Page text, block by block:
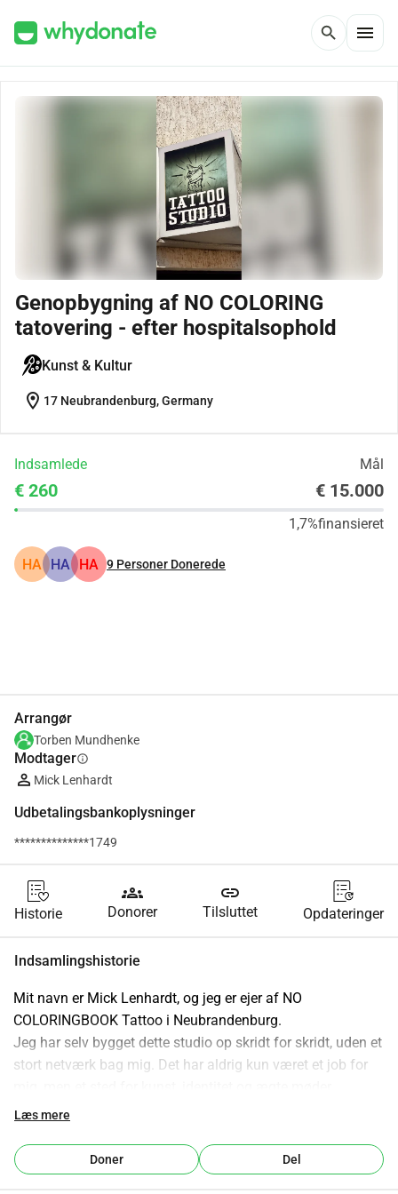
search menu
Genopbygning af NO COLORING
tatovering - efter hospitalsophold
Kunst & Kultur
location_on 17 Neubrandenburg, Germany
Indsamlede Mål
€ 260 € 15.000
1,7%finansieret
HA HA HA 9 Personer Donerede
Arrangør
Torben Mundhenke
Modtagerinfo
Mick Lenhardt
Udbetalingsbankoplysninger
**************1749
Historie
groups
Donorer
link
Tilsluttet Opdateringer
Indsamlingshistorie
Mit navn er Mick Lenhardt, og jeg er ejer af NO
COLORINGBOOK Tattoo i Neubrandenburg.
Jeg har selv bygget dette studio op skridt for skridt, uden et
stort netværk bag mig. Det har aldrig kun været et job for
Så kom der et uventet indgreb: Jeg måtte på hospitalet.
indtægterne forsvandt mens omkostningerne fortsatte. Det
har bragt mit studio i en situation, som jeg ikke længere
Læs mere
Doner Del